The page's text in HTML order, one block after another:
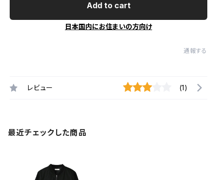
Add to cart
日本国内にお住まいの方向け
通報する
レビュー (1)
最近チェックした商品